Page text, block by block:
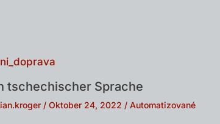
tschechischer Sprache
/ Oktober 24, 2022 / Automatizované